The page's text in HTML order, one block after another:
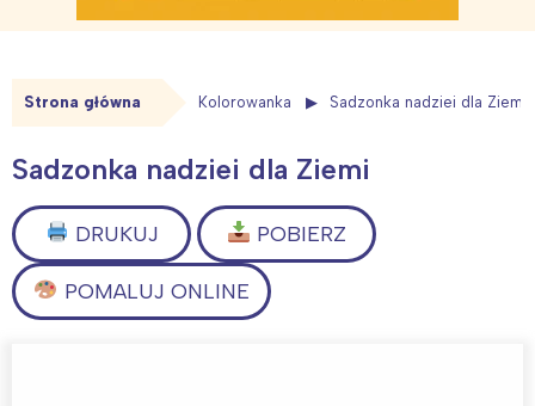
Strona główna Kolorowanka Sadzonka nadziei dla Ziemi
Sadzonka nadziei dla Ziemi
DRUKUJ POBIERZ
POMALUJ ONLINE